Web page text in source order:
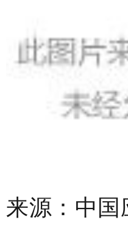
来源：中